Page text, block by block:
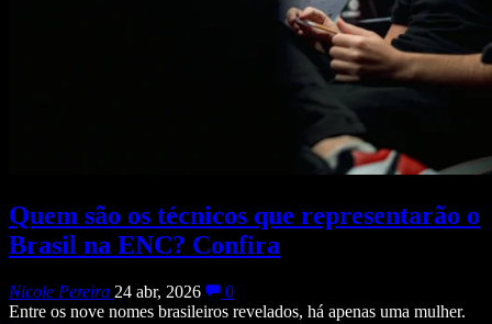
Quem são os técnicos que representarão o
Brasil na ENC? Confira
Nicole Pereira 24 abr, 2026
0
Entre os nove nomes brasileiros revelados, há apenas uma mulher.